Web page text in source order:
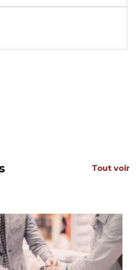
Tout voir